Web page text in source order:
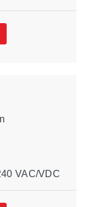
VAC/VDC